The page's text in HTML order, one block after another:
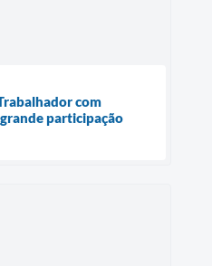
com
participação